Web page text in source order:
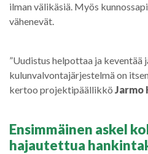
ilman välikäsiä. Myös
vähenevät.
”Uudistus helpottaa ja keventää
kulunvalvontajärjestelmä on
kertoo projektipäällikkö Jarmo
Ensimmäinen askel
hajautettua